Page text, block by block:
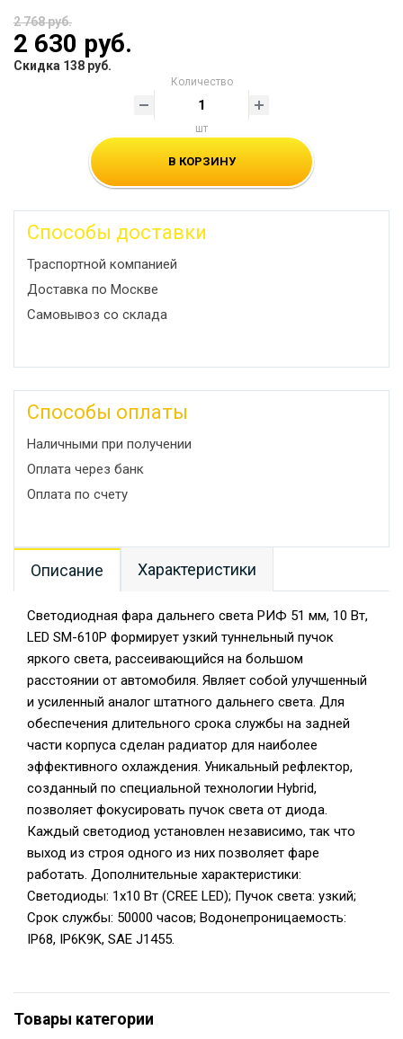
2 768 руб.
2 630 руб.
Скидка 138 руб.
Количество
шт
В КОРЗИНУ
Способы доставки
Траспортной компанией
Доставка по Москве
Самовывоз со склада
Способы оплаты
Наличными при получении
Оплата через банк
Оплата по счету
Описание Характеристики
Светодиодная фара дальнего света РИФ 51 мм, 10 Вт,
LED SM-610P формирует узкий туннельный пучок
яркого света, рассеивающийся на большом
расстоянии от автомобиля. Являет собой улучшенный
и усиленный аналог штатного дальнего света. Для
обеспечения длительного срока службы на задней
части корпуса сделан радиатор для наиболее
эффективного охлаждения. Уникальный рефлектор,
созданный по специальной технологии Hybrid,
позволяет фокусировать пучок света от диода.
Каждый светодиод установлен независимо, так что
выход из строя одного из них позволяет фаре
работать. Дополнительные характеристики:
Светодиоды: 1х10 Вт (CREE LED); Пучок света: узкий;
Срок службы: 50000 часов; Водонепроницаемость:
IP68, IP6K9K, SAE J1455.
Товары категории